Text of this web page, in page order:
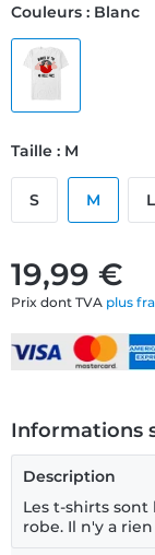
19,99 €
Prix dont TVA plus
Couleurs : Blanc
Taille : M
S M L
Informations
Description
Les t-shirts
robe. Il n'y a